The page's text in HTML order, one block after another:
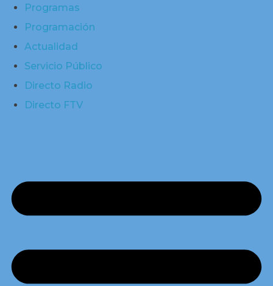
Programas
Programación
Actualidad
Servicio Público
Directo Radio
Directo FTV